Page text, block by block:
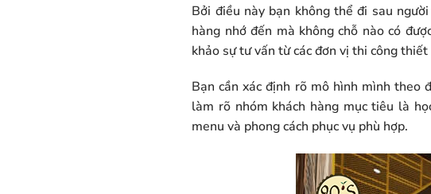
Bởi điều này bạn không thể đi sau
hàng nhớ đến mà không chỗ nào có
khảo sự tư vấn từ các đơn vị thi công
Bạn cần xác định rõ mô hình mình theo
làm rõ nhóm khách hàng mục tiêu là
menu và phong cách phục vụ phù hợp.